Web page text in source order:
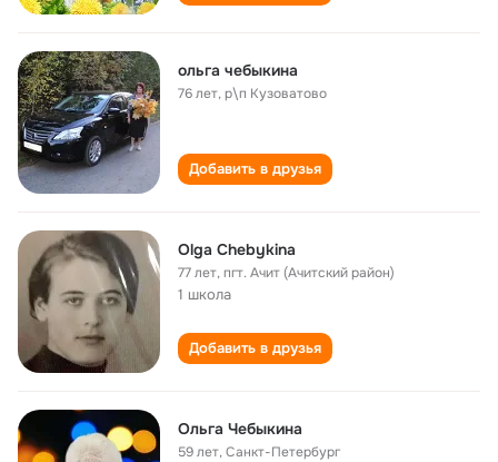
ольга чебыкина
76 лет,р\п Кузоватово
Добавить в друзья
Olga Chebykina
77 лет,пгт. Ачит (Ачитский район)
1 школа
Добавить в друзья
Ольга Чебыкина
59 лет,Санкт-Петербург